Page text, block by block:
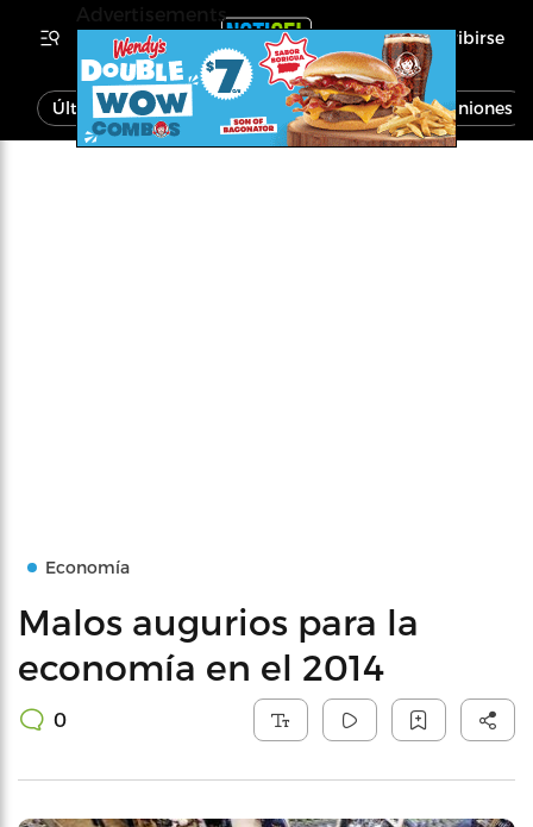
Inscribirse
Última Hora Noticias Economía Opiniones
Economía
Malos augurios para la
economía en el 2014
0
Advertisements